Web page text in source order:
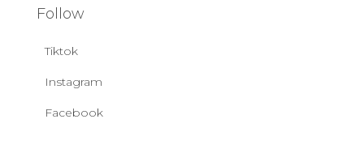
Follow
Tiktok
Instagram
Facebook